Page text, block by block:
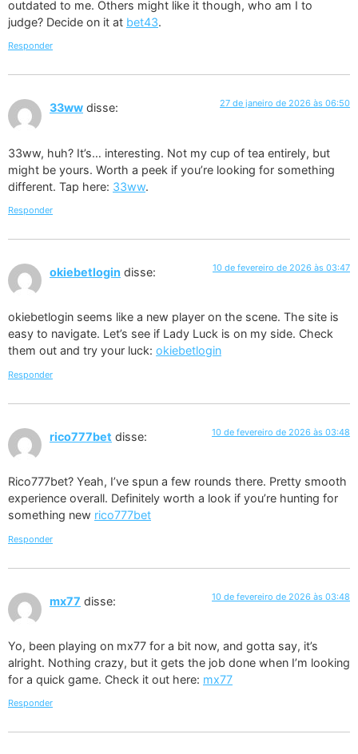
outdated to me. Others might like it though, who am I to
judge? Decide on it at bet43.
Responder
33ww disse: 27 de janeiro de 2026 às 06:50
33ww, huh? It’s… interesting. Not my cup of tea entirely, but
might be yours. Worth a peek if you’re looking for something
different. Tap here: 33ww.
Responder
okiebetlogin disse: 10 de fevereiro de 2026 às 03:47
okiebetlogin seems like a new player on the scene. The site is
easy to navigate. Let’s see if Lady Luck is on my side. Check
them out and try your luck: okiebetlogin
Responder
rico777bet disse: 10 de fevereiro de 2026 às 03:48
Rico777bet? Yeah, I’ve spun a few rounds there. Pretty smooth
experience overall. Definitely worth a look if you’re hunting for
something new rico777bet
Responder
mx77 disse: 10 de fevereiro de 2026 às 03:48
Yo, been playing on mx77 for a bit now, and gotta say, it’s
alright. Nothing crazy, but it gets the job done when I’m looking
for a quick game. Check it out here: mx77
Responder